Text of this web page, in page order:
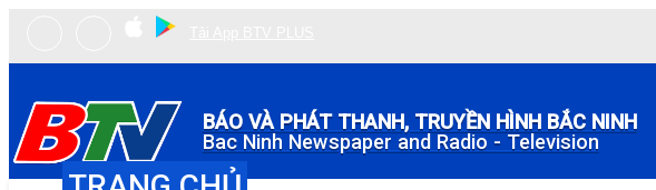
BÁO VÀ PHÁT THANH, TRUYỀN HÌNH BẮC NINH
Bac Ninh Newspaper and Radio - Television